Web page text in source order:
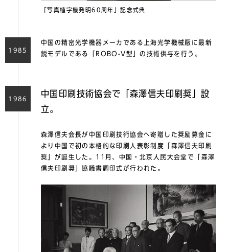
「写真植字機発明60周年」記念式典
1985
中国の精密光学機器メーカである上海光学機械厰に最新
鋭モデルである「ROBO-V型」の技術供与を行う。
1986
中国印刷技術協会で「森澤信夫印刷奨」設
立。
森澤信夫会長が中国印刷技術協会へ寄贈した奨励募金に
より中国で初の本格的な印刷人表彰制度「森澤信夫印刷
奨」が誕生した。11月、中国・北京人民大会堂で「森澤
信夫印刷奨」協議書調印式が行われた。